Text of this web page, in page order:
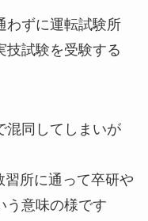
わずに運転試験所
技試験を受験する
混同してしまいが
習所に通って卒研や
う意味の様です